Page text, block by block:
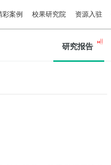
彩案例 校果研究院 资源入驻
研究报告